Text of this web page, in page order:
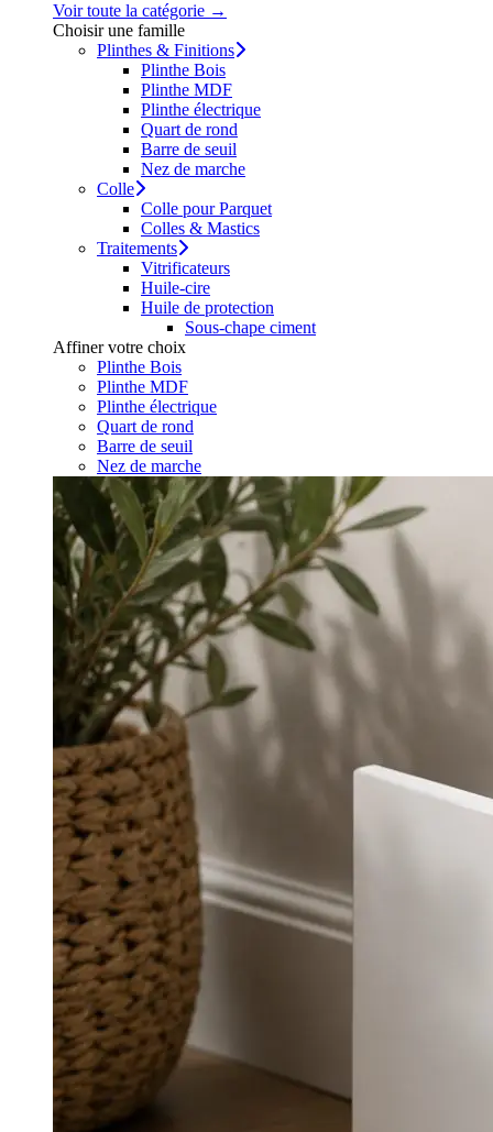
Voir toute la catégorie →
Choisir une famille
Plinthes & Finitions
Plinthe Bois
Plinthe MDF
Plinthe électrique
Quart de rond
Barre de seuil
Nez de marche
Colle
Colle pour Parquet
Colles & Mastics
Traitements
Vitrificateurs
Huile-cire
Huile de protection
Sous-chape ciment
Affiner votre choix
Plinthe Bois
Plinthe MDF
Plinthe électrique
Quart de rond
Barre de seuil
Nez de marche